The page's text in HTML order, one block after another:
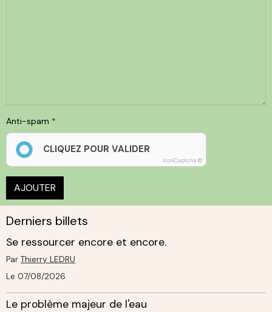
Anti-spam
CLIQUEZ POUR VALIDER
IconCaptcha ©
AJOUTER
Derniers billets
Se ressourcer encore et encore.
Par Thierry LEDRU
Le 07/08/2026
Le problème majeur de l'eau